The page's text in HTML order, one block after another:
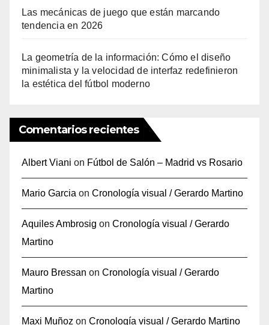
Las mecánicas de juego que están marcando
tendencia en 2026
La geometría de la información: Cómo el diseño
minimalista y la velocidad de interfaz redefinieron
la estética del fútbol moderno
Comentarios recientes
Albert Viani on Fútbol de Salón – Madrid vs Rosario
Mario Garcia on Cronología visual / Gerardo Martino
Aquiles Ambrosig on Cronología visual / Gerardo
Martino
Mauro Bressan on Cronología visual / Gerardo
Martino
Maxi Muñoz on Cronología visual / Gerardo Martino